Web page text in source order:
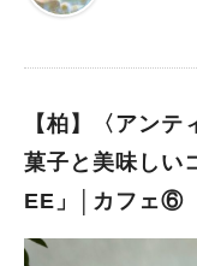
は 思わず長居したくなるほ
歓迎だそうです♪ テラス席はペット可で わんちゃんのリードを
ただきたい方はもちろ
ない方にもおすすめです！ お店の方が優しく丁寧に
は、モーニングメニ
【柏】〈アン
菓子と美味しい
EE」│カフェ⑥